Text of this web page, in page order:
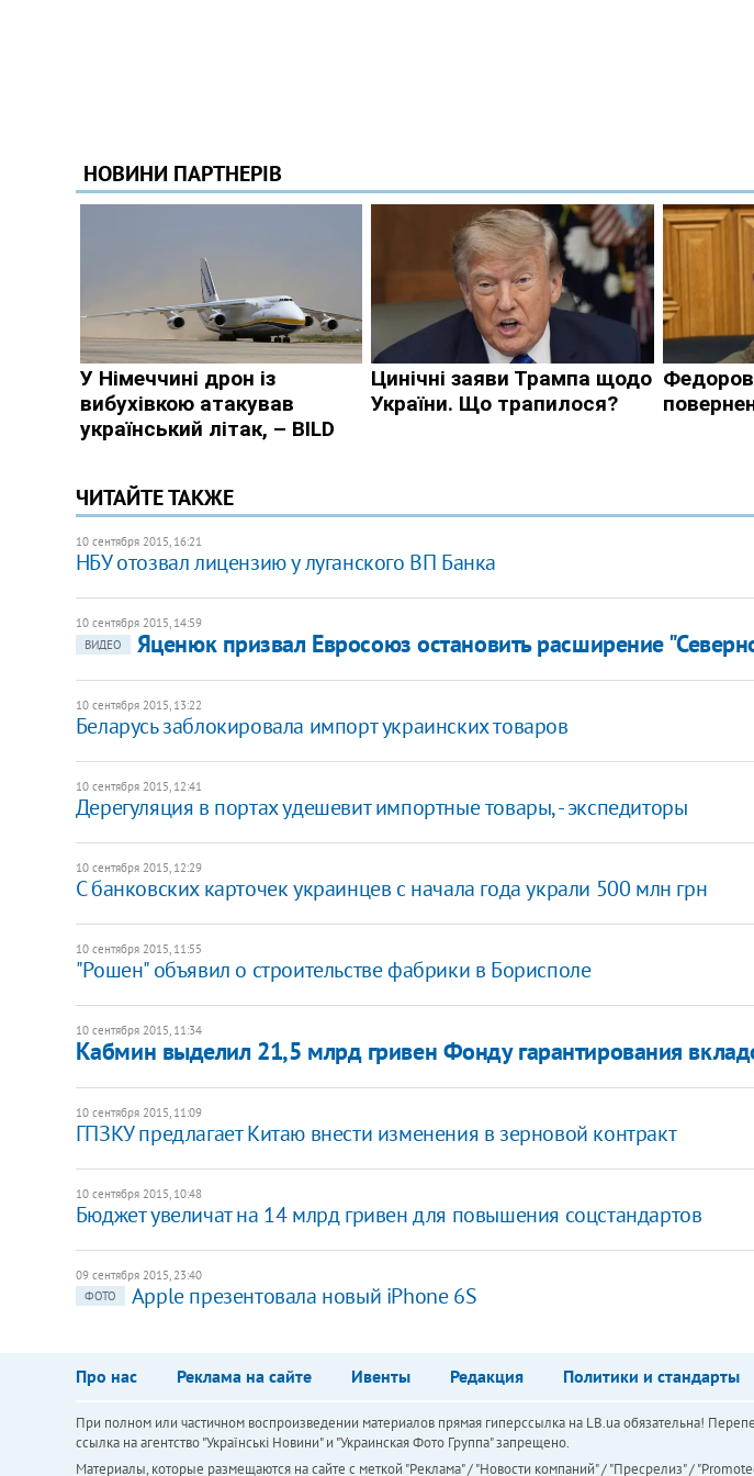
ЧИТАЙТЕ ТАКЖЕ
10 сентября 2015, 16:21
НБУ отозвал лицензию у луганского ВП Банка
10 сентября 2015, 14:59
ВИДЕО
Яценюк призвал Евросоюз остановить расширение
10 сентября 2015, 13:22
Беларусь заблокировала импорт украинских товаров
10 сентября 2015, 12:41
Дерегуляция в портах удешевит импортные товары, - экспедиторы
10 сентября 2015, 12:29
С банковских карточек украинцев с начала года украли 500 млн грн
10 сентября 2015, 11:55
"Рошен" объявил о строительстве фабрики в Борисполе
10 сентября 2015, 11:34
Кабмин выделил 21,5 млрд гривен Фонду гарантирования
10 сентября 2015, 11:09
ГПЗКУ предлагает Китаю внести изменения в зерновой контракт
10 сентября 2015, 10:48
Бюджет увеличат на 14 млрд гривен для повышения соцстандартов
09 сентября 2015, 23:40
ФОТО
Apple презентовала новый iPhone 6S
Про нас Реклама на сайте Ивенты Редакция Политики и стандарты
При полном или частичном воспроизведении материалов прямая гиперссылка на LB.ua обязательна!
ссылка на агентство "Українськi Новини" и "Украинская Фото Группа" запрещено.
Материалы, которые размещаются на сайте с меткой "Реклама" / "Новости компаний" / "Пресрелиз" /